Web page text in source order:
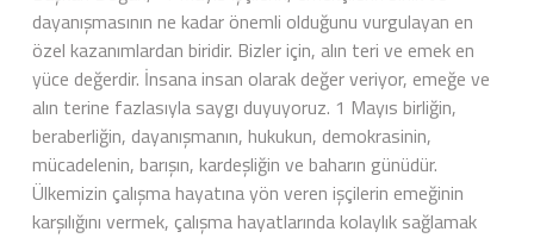
dayanışmasının ne kadar önemli olduğunu vurgulayan en
özel kazanımlardan biridir. Bizler için, alın teri ve emek en
yüce değerdir. İnsana insan olarak değer veriyor, emeğe ve
alın terine fazlasıyla saygı duyuyoruz. 1 Mayıs birliğin,
beraberliğin, dayanışmanın, hukukun, demokrasinin,
mücadelenin, barışın, kardeşliğin ve baharın günüdür.
Ülkemizin çalışma hayatına yön veren işçilerin emeğinin
karşılığını vermek, çalışma hayatlarında kolaylık sağlamak